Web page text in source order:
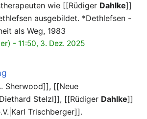
wie [[Rüdiger Dahlke]]
ausgebildet. *Dethlefsen -
als Weg, 1983
- 11:50, 3. Dez. 2025
Sherwood]], [[Neue
Stelzl]], [[Rüdiger Dahlke]]
Trischberger]].